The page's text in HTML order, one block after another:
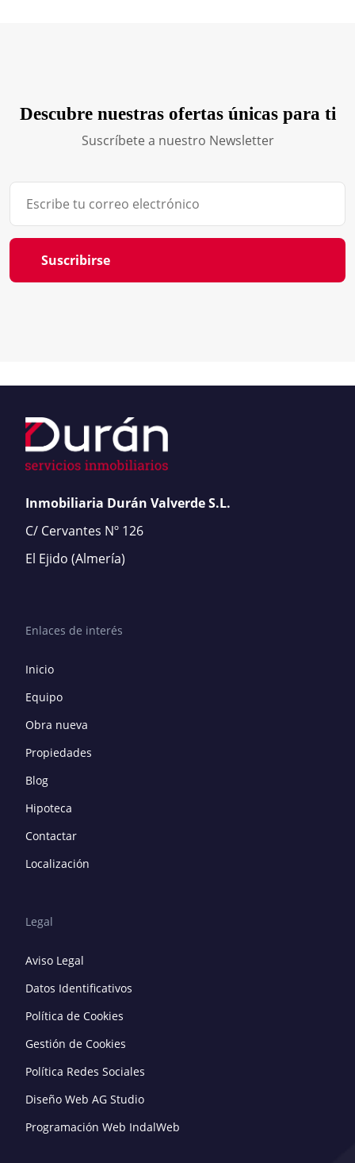
Descubre nuestras ofertas únicas para ti
Suscríbete a nuestro Newsletter
Suscribirse
Inmobiliaria Durán Valverde S.L.
C/ Cervantes Nº 126
El Ejido (Almería)
Enlaces de interés
Inicio
Equipo
Obra nueva
Propiedades
Blog
Hipoteca
Contactar
Localización
Legal
Aviso Legal
Datos Identificativos
Política de Cookies
Gestión de Cookies
Política Redes Sociales
Diseño Web AG Studio
Programación Web IndalWeb